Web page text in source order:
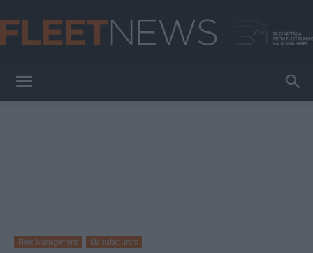
Fleet Management Manufacturers